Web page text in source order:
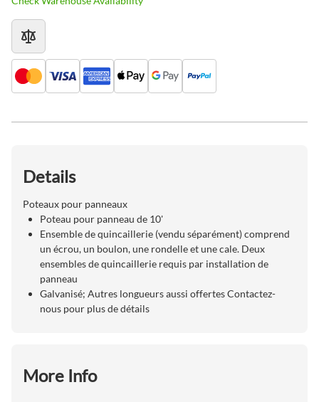
Details
Poteaux pour panneaux
Poteau pour panneau de 10'
Ensemble de quincaillerie (vendu séparément) comprend
un écrou, un boulon, une rondelle et une cale. Deux
ensembles de quincaillerie requis par installation de
panneau
Galvanisé; Autres longueurs aussi offertes Contactez-
nous pour plus de détails
More Info